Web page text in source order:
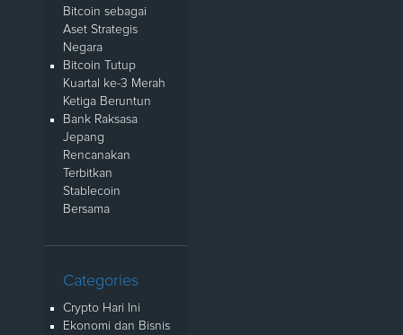
Bitcoin sebagai
Aset Strategis
Negara
Bitcoin Tutup
Kuartal ke-3 Merah
Ketiga Beruntun
Bank Raksasa
Jepang
Rencanakan
Terbitkan
Stablecoin
Bersama
Categories
Crypto Hari Ini
Ekonomi dan Bisnis